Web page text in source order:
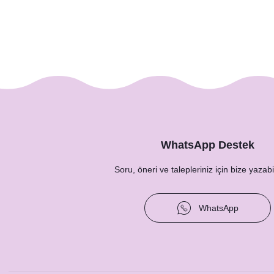
WhatsApp Destek
Soru, öneri ve talepleriniz için bize
WhatsApp